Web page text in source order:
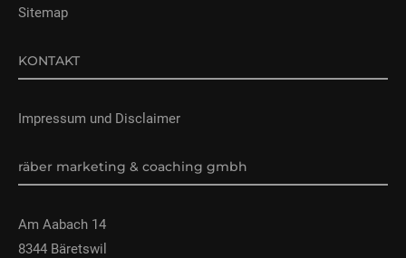
Sitemap
KONTAKT
Impressum und Disclaimer
räber marketing & coaching gmbh
Am Aabach 14
8344 Bäretswil